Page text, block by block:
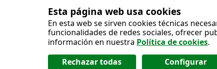
Esta página web usa cookies
En esta web se sirven cookies técnicas
funcionalidades de redes sociales, ofrecer
información en nuestra Política de cookies.